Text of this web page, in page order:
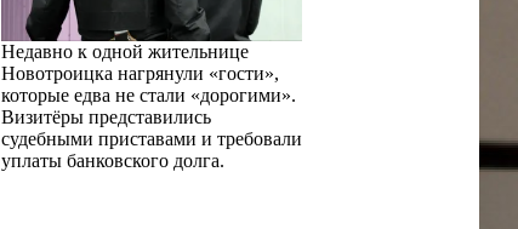
Недавно к одной жительнице
Новотроицка нагрянули «гости»,
которые едва не стали «дорогими».
Визитёры представились
судебными приставами и требовали
уплаты банковского долга.